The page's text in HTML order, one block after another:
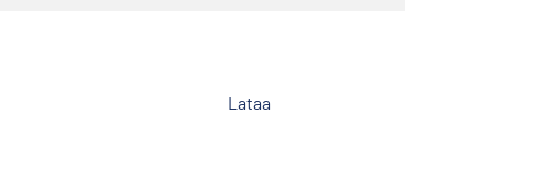
Lataa